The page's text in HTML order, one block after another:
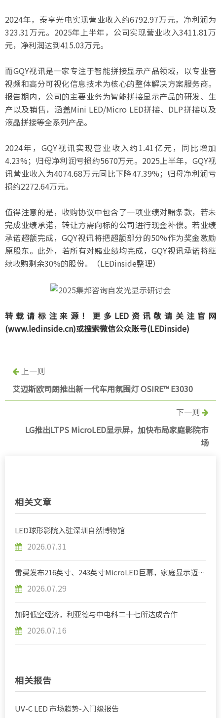
2024年，泰亨光电实现营业收入约6792.97万元，净利润为
323.31万元。2025年上半年，公司实现营业收入3411.81万
元，净利润达到415.03万元。
而GQY视讯是一家专注于智能拼接显示产品领域，以专业音
视频和高分可视化信息技术为核心的整体解决方案服务商。
报告期内，公司的主要业务为智能拼接显示产品的研发、生
产以及销售，涵盖Mini LED/Micro LED拼接、DLP拼接以及
液晶拼接等全系列产品。
2024年，GQY视讯实现营业收入约1.41亿元，同比增加
4.23%；归母净利润亏损约5670万元。2025上半年，GQY视
讯营业收入为4074.68万元同比下降47.39%；归母净利润亏
损约2272.64万元。
值得注意的是，收购协议中包含了一项业绩对赌条款，若未
完成业绩承诺，转让方需向标的公司进行现金补偿。若业绩
承诺超额完成，GQY视讯将把超额部分的50%作为奖金激励
原股东。此外，若所有对赌业绩均完成，GQY视讯承诺将继
续收购剩余30%的股份。（LEDinside整理）
转载请标注来源！更多LED资讯敬请关注官网
(www.ledinside.cn)或搜索微信公众账号(LEDinside)
上一则
艾迈斯欧司朗推出新一代车用氛围灯 OSIRE™ E3030
下一则
LG推出LTPS MicroLED显示屏，加快布局家庭影院市
场
相关文章
LED球形影院入驻深圳自然博物馆
2026.07.31
雷曼发布216英寸、243英寸MicroLED巨幕，家庭显示迈入
2026.07.29
加码低空经济，利亚德与中电科二十七所达成合作
2026.07.16
相关报告
UV-C LED 市场趋势-入门级报告